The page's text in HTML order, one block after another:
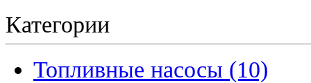
Категории
Топливные насосы (10)